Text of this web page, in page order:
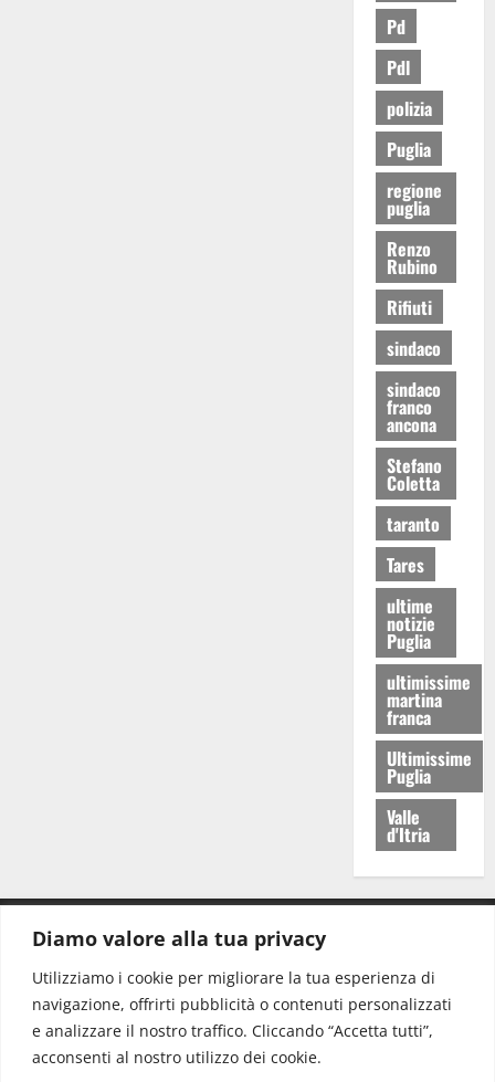
Diamo valore alla tua privacy
Utilizziamo i cookie per migliorare la tua esperienza di
navigazione, offrirti pubblicità o contenuti personalizzati
e analizzare il nostro traffico. Cliccando “Accetta tutti”,
acconsenti al nostro utilizzo dei cookie.
Pd
Pdl
polizia
Puglia
regione
puglia
Renzo
Rubino
Rifiuti
sindaco
sindaco
franco
ancona
Stefano
Coletta
taranto
Tares
ultime
notizie
Puglia
ultimissime
martina
franca
Ultimissime
Puglia
Valle
d'Itria
Redazione: redazione@www.martinasera.it
Direttore:direttore@www.martinasera.it
Info & Commerciale:info@www.martinasera.it